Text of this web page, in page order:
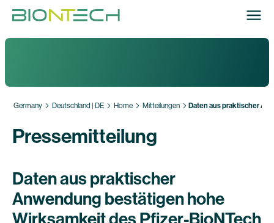
Germany Deutschland | DE Home Mitteilungen Daten aus praktischer
Pressemitteilung
Daten aus praktischer
Anwendung bestätigen hohe